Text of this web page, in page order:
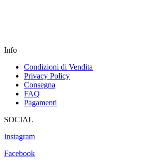
Info
Condizioni di Vendita
Privacy Policy
Consegna
FAQ
Pagamenti
SOCIAL
Instagram
Facebook